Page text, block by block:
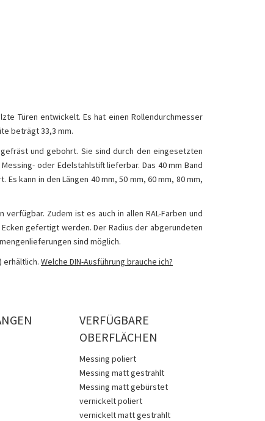
Türen entwickelt. Es hat einen Rollendurchmesser
beträgt 33,3 mm.
und gebohrt. Sie sind durch den eingesetzten
oder Edelstahlstift lieferbar. Das 40 mm Band
kann in den Längen 40 mm, 50 mm, 60 mm, 80 mm,
Zudem ist es auch in allen RAL-Farben und
gefertigt werden. Der Radius der abgerundeten
sind möglich.
erhältlich. Welche DIN-Ausführung brauche ich?
VERFÜGBARE
OBERFLÄCHEN
Messing poliert
Messing matt gestrahlt
Messing matt gebürstet
vernickelt poliert
vernickelt matt gestrahlt